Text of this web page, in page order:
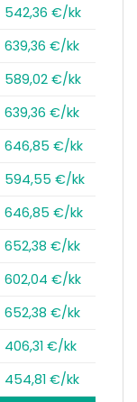
542,36 €/kk
639,36 €/kk
589,02 €/kk
639,36 €/kk
646,85 €/kk
594,55 €/kk
646,85 €/kk
652,38 €/kk
602,04 €/kk
652,38 €/kk
406,31 €/kk
454,81 €/kk